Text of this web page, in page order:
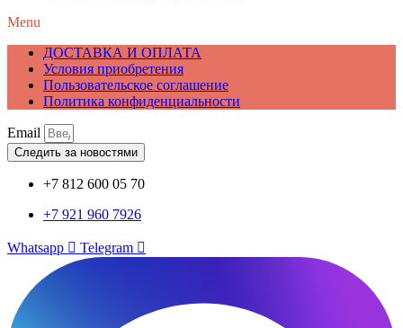
Menu
ДОСТАВКА И ОПЛАТА
Условия приобретения
Пользовательское соглашение
Политика конфиденциальности
Email
Следить за новостями
+7 812 600 05 70
+7 921 960 7926
Whatsapp Telegram